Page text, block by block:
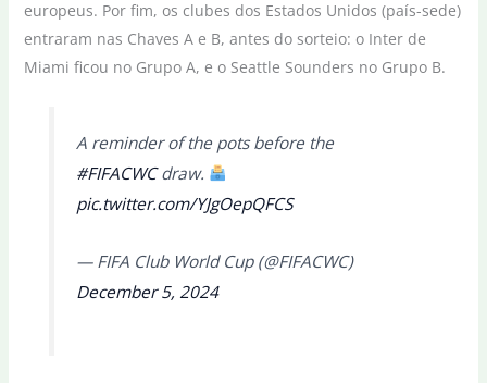
europeus. Por fim, os clubes dos Estados Unidos (país-sede)
entraram nas Chaves A e B, antes do sorteio: o Inter de
Miami ficou no Grupo A, e o Seattle Sounders no Grupo B.
A reminder of the pots before the
#FIFACWCdraw.
pic.twitter.com/YJgOepQFCS
— FIFA Club World Cup (@FIFACWC)
December 5, 2024